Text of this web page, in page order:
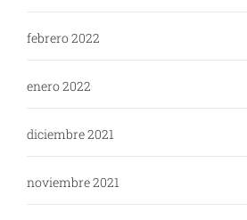
febrero 2022
enero 2022
diciembre 2021
noviembre 2021